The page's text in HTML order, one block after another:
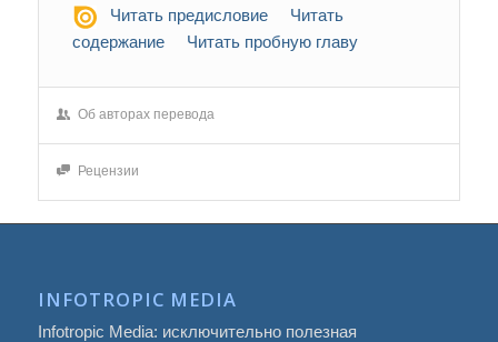
Читать предисловие
Читать
содержание
Читать пробную главу
Об авторах перевода
Рецензии
INFOTROPIC MEDIA
Infotropic Media: исключительно полезная